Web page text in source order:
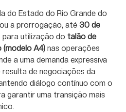
do Estado do Rio Grande do
a prorrogação, até 30 de
para utilização do talão de
A4) nas operações
a uma demanda expressiva
de negociações da
diálogo contínuo com o
garantir uma transição mais